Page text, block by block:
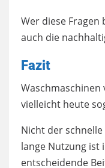
Wer diese
auch die
Fazit
Waschmaschinen
vielleicht heute
Nicht der
lange Nutzung ist
entscheidende